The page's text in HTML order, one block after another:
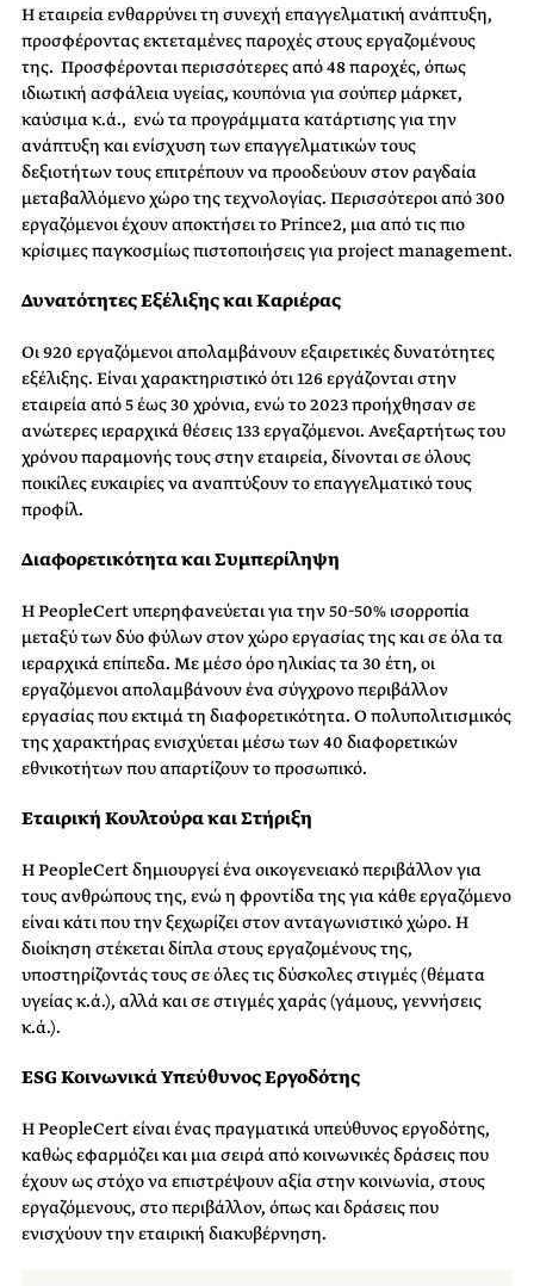
Η εταιρεία ενθαρρύνει τη συνεχή επαγγελματική ανάπτυξη,
προσφέρονταςεκτεταμένες παροχές στους εργαζομένους
της. Προσφέρονται περισσότερες από 48 παροχές, όπως
ιδιωτική ασφάλεια υγείας, κουπόνια για σούπερ μάρκετ,
καύσιμα κ.ά., ενώ τα προγράμματακατάρτισηςγια την
ανάπτυξη και ενίσχυση των επαγγελματικών τους
δεξιοτήτωντους επιτρέπουννα προοδεύουν στον ραγδαία
μεταβαλλόμενο χώρο της τεχνολογίας. Περισσότεροι από300
εργαζόμενοιέχουν αποκτήσει το Prince2, μια από τις πιο
κρίσιμες παγκοσμίως πιστοποιήσεις γιαprojectmanagement.
Δυνατότητες Εξέλιξης και Καριέρας
Οι 920 εργαζόμενοι απολαμβάνουν εξαιρετικές δυνατότητες
εξέλιξης. Είναι χαρακτηριστικό ότι126εργάζονται στην
εταιρεία από5έως 30 χρόνια, ενώ το 2023 προήχθησαν σε
ανώτερες ιεραρχικά θέσεις 133 εργαζόμενοι. Ανεξαρτήτως του
χρόνου παραμονής τους στην εταιρεία, δίνονται σε όλους
ποικίλεςευκαιρίεςνα αναπτύξουντο επαγγελματικό τους
προφίλ.
Διαφορετικότητα και Συμπερίληψη
Η PeopleCert υπερηφανεύεται για την 50-50% ισορροπία
μεταξύ τωνδύοφύλων στον χώρο εργασίας τηςκαι σε όλα τα
ιεραρχικά επίπεδα. Με μέσο όρο ηλικίαςτα30 έτη, οι
εργαζόμενοι απολαμβάνουνένασύγχρονοπεριβάλλον
εργασίας που εκτιμά τη διαφορετικότητα. Ο πολυπολιτισμικός
της χαρακτήρας ενισχύεται μέσω των 40 διαφορετικών
εθνικοτήτων που απαρτίζουν το προσωπικό.
Εταιρική Κουλτούρα και Στήριξη
ΗPeopleCert δημιουργείέναοικογενειακόπεριβάλλονγια
τους ανθρώπους της, ενώ η φροντίδα της για κάθε εργαζόμενο
είναι κάτι πουτηνξεχωρίζει στον ανταγωνιστικό χώρο. Η
διοίκηση στέκεται δίπλα στους εργαζομένους της,
υποστηρίζοντάς τους σεόλες τιςδύσκολες στιγμές(θέματα
υγείαςκ.ά.), αλλά και σε στιγμές χαράς (γάμους, γεννήσεις
κ.ά.).
ESGΚοινωνικά Υπεύθυνος Εργοδότης
ΗPeopleCertείναι ένας πραγματικά υπεύθυνος εργοδότης,
καθώς εφαρμόζει και μια σειρά από κοινωνικές δράσεις που
έχουν ως στόχο να επιστρέψουν αξία στην κοινωνία, στους
εργαζόμενους, στο περιβάλλον, όπως και δράσεις που
ενισχύουν την εταιρική διακυβέρνηση.